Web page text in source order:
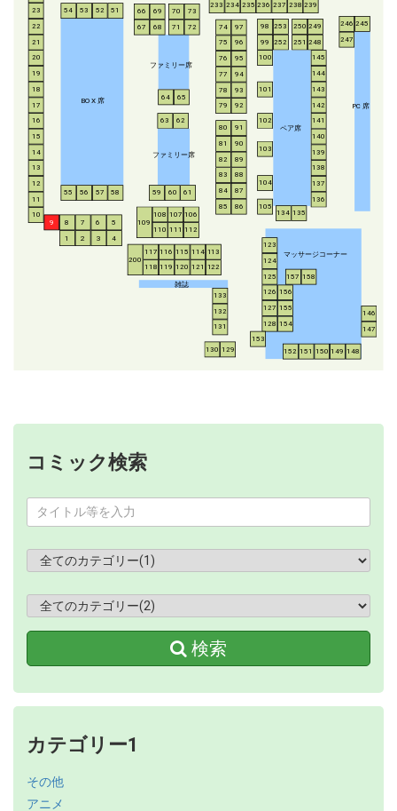
BO X 席
ファミリー席
ファミリー席
ペア席
PC 席
マッサージコーナー
雑誌
1 2 3 4
5
6
7
8
9
10
11
12
13
14
15
16
17
18
19
20
21
22
23 51
52
53
54
55 56 57 58 59 60 61
62
63
64 65
66
67
68
69
70
71
72
73
74
75
76
77
78
79
80
81
82
83
84
85 86
87
88
89
90
91
92
93
94
95
96
97
98
99
100
101
102
103
104
105
106
107
108
109
110 111 112
113
114
115
116
117
118 119 120 121 122
123
124
125
126
127
128
129
130
131
132
133
134 135
136
137
138
139
140
141
142
143
144
145
146
147
148
149
150
151
152
153
154
155
156
157 158
200
233 234 235 236 237 238 239
245
246
247
248
249
250
251
252
253
コミック検索
検索
カテゴリー1
その他
アニメ